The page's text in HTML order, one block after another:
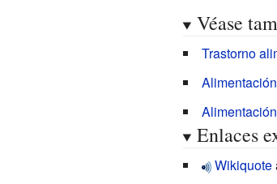
Véase
Trastorno
Enlaces
Wikiquote